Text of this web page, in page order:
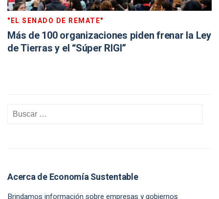
"EL SENADO DE REMATE"
Más de 100 organizaciones piden frenar la Ley
de Tierras y el “Súper RIGI”
Acerca de Economía Sustentable
Brindamos información sobre empresas y gobiernos